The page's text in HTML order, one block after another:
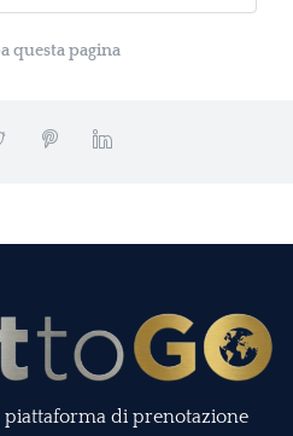
questa pagina
piattaforma di prenotazione